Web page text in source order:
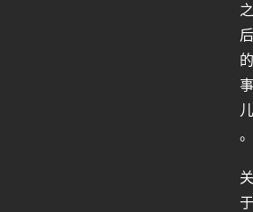
之
后
的
事
儿
。
关
于